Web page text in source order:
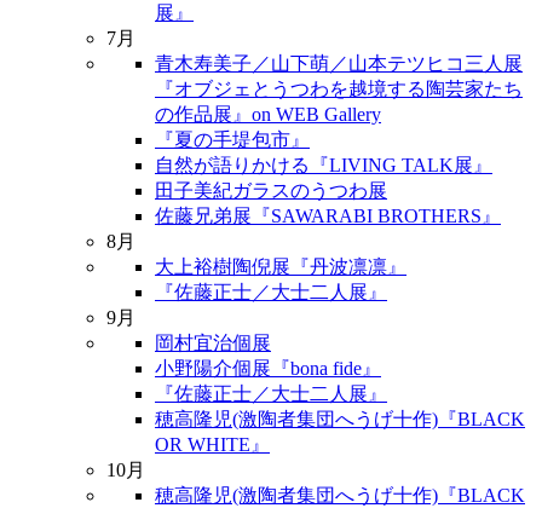
展』
7月
青木寿美子／山下萌／山本テツヒコ三人展
『オブジェとうつわを越境する陶芸家たち
の作品展』on WEB Gallery
『夏の手堤包市』
自然が語りかける『LIVING TALK展』
田子美紀ガラスのうつわ展
佐藤兄弟展『SAWARABI BROTHERS』
8月
大上裕樹陶倪展『丹波凛凛』
『佐藤正士／大士二人展』
9月
岡村宜治個展
小野陽介個展『bona fide』
『佐藤正士／大士二人展』
穂高隆児(激陶者集団へうげ十作)『BLACK
OR WHITE』
10月
穂高隆児(激陶者集団へうげ十作)『BLACK